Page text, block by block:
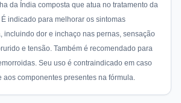
da Índia composta que atua no tratamento da
indicado para melhorar os sintomas
incluindo dor e inchaço nas pernas, sensação
e tensão. Também é recomendado para
Seu uso é contraindicado em caso
componentes presentes na fórmula.